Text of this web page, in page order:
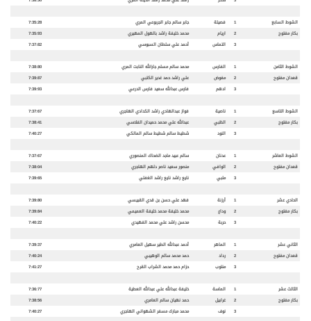
الشوط السابع 1 فصيلة جابر سالم جابر الجربوعي المري
7:35:28
بكار مفتوح
2 اريام محمد خليفة راشد بالهول المهيري
7:35:93
3
التماس أحمد علي سلطان السبوسي 7:37:82
الشوط الثامن 1 الفارس محمد سالم مسلم جارالله النابت المري
7:38:80
قعدانمفتوح 2 مفوض علي راشد حمد غدير الكتبي
7:39:87
3
ادهم فارس عبدالله سعيد فارس الدرعي 7:39:93
الشوط التاسع 1 ناصية فواز عبدالهادي راشد الكدادي الهاجري
7:37:67
بكار مفتوح
2 الظبي عبدالله علي محمد حميدان الفلاسي
7:38:41
3
النود شطيط سالم شطيط سالم المالكي 7:40:27
الشوط العاشر 1 عدنان سالم عبيد ماجد الضحاك المنصوري
7:37:67
قعدانمفتوح 2 الوافي منصور سعيد ناصر دلهم الهاجري
7:38:04
3
ملبي نايع راشد نايع راشد الغفلي 7:39:65
الحادي عشر 1 أرزنة فهد علي حسن بن قدي القبيسي
7:39:80
بكارمفتوح 2 وداع محمد خليفة محمد خليفة العميمي
7:39:84
3
حربة محسن راشد علي محمد الفهيدي 7:40:22
الثانيعشر 1 الماهر أحمد عبدالله الطير سهيل العامري
7:39:37
قعدانمفتوح 2 رداد حمد محمد سالم الوهيبي
7:40:24
3
منتوب حزام حمد محمد الشراب القرح 7:41:27
الثالث عشر 1 الماسة خليفة عبدالله علي عبدالله العطية
7:36:77
بكارمفتوح 2 غرابيل حمد نهيان سالم العامري
7:38:56
3
نوف محمد مبارك مسفر الشهواني الهاجري 7:40:27